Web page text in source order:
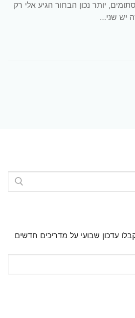
יותר נכון הבחור הגיע אלי רק
יש שני…
עדכון שבועי על מדריכים חדשים